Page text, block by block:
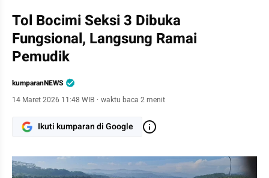
Tol Bocimi Seksi 3 Dibuka
Fungsional, Langsung Ramai
Pemudik
kumparanNEWS
14 Maret 2026 11:48 WIB · waktu baca 2 menit
Ikuti kumparan di Google